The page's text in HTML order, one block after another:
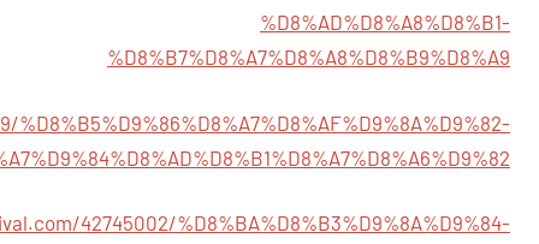
%D8%AD%D8%A8%D8%B1-
%D8%B7%D8%A7%D8%A8%D8%B9%D8%A9
42745002/%D8%BA%D8%B3%D9%8A%D9%84-